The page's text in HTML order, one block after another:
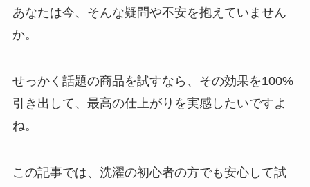
あなたは今、そんな疑問や不安を抱えていません
か。
せっかく話題の商品を試すなら、その効果を100%
引き出して、最高の仕上がりを実感したいですよ
ね。
この記事では、洗濯の初心者の方でも安心して試